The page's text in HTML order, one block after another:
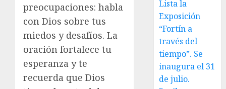
preocupaciones: habla
con Dios sobre tus
miedos y desafíos. La
oración fortalece tu
esperanza y te
recuerda que Dios
Lista la
Exposición
“Fortín a
través del
tiempo”. Se
inaugura el 31
de julio.